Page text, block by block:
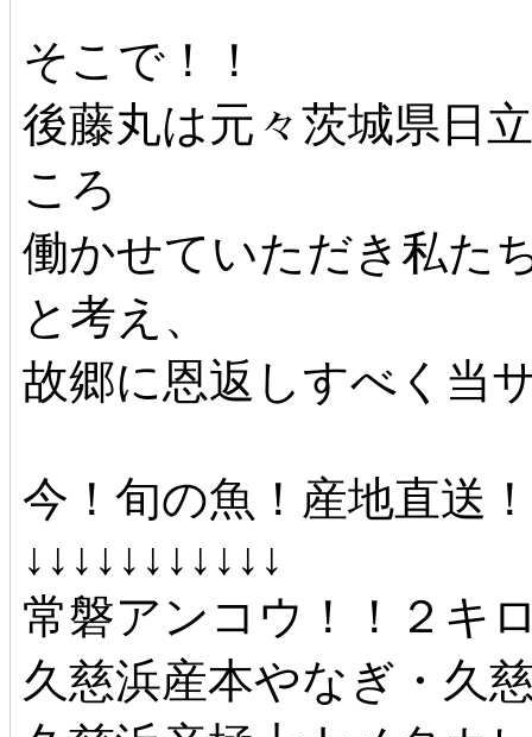
そこで！！
後藤丸は元々茨城県日
ころ
働かせていただき私た
と考え、
故郷に恩返しすべく当
今！旬の魚！産地直送！
↓↓↓↓↓↓↓↓↓↓↓
常磐アンコウ！！２キ
久慈浜産本やなぎ・久